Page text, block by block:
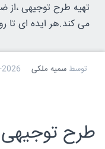
تهیه طرح توجیهی ،از
می کند.هر ایده ای تا
توسط سمیه ملکی
AM
طرح توجیهی